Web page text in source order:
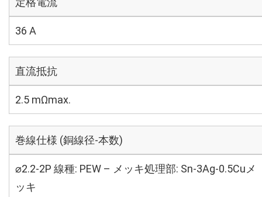
36 A
直流抵抗
2.5 mΩmax.
巻線仕様 (銅線径-本数)
⌀2.2-2P 線種: PEW – メッキ処理部: Sn-3Ag-0.5Cuメ
ッキ